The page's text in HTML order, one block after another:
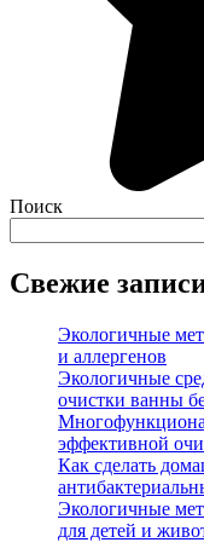
Поиск
Свежие
Экологичные
и аллергенов
Экологичные
очистки ванны
эффективной
Как сделать
Экологичные
для детей и